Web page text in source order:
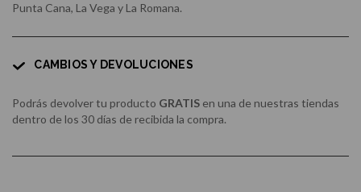
Punta Cana, La Vega y La Romana.
CAMBIOS Y DEVOLUCIONES
Podrás devolver tu producto GRATIS en una de nuestras tiendas
dentro de los 30 días de recibida la compra.